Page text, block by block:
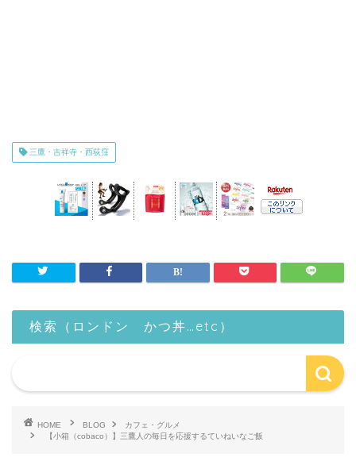
三鷹・吉祥寺・西荻窪
検索（ロンドン かつ丼…etc）
HOME BLOG
カフェ・グルメ
【小箱（cobaco）】三鷹人の毎日を応援するていねいなご飯